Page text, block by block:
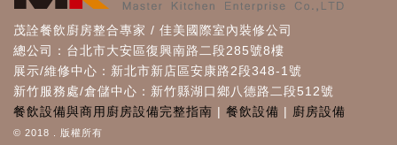
茂詮餐飲廚房整合專家 / 佳美國際室內裝修公司
總公司：台北市大安區復興南路二段285號8樓
展示/維修中心：新北市新店區安康路2段348-1號
新竹服務處/倉儲中心：新竹縣湖口鄉八德路二段512號
餐飲設備與商用廚房設備完整指南 | 餐飲設備 | 廚房設備
© 2018 . 版權所有